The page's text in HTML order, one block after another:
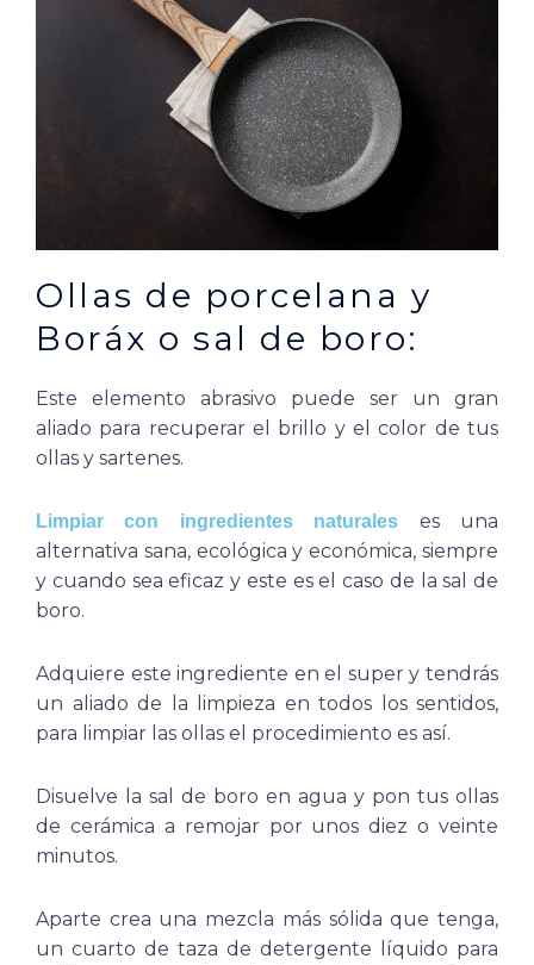
Ollas de porcelana y
Boráx o sal de boro:
Este elemento abrasivo puede ser un gran
aliado para recuperar el brillo y el color de tus
ollas y sartenes.
Limpiar con ingredientes naturales es una
alternativa sana, ecológica y económica, siempre
y cuando sea eficaz y este es el caso de la sal de
boro.
Adquiere este ingrediente en el super y tendrás
un aliado de la limpieza en todos los sentidos,
para limpiar las ollas el procedimiento es así.
Disuelve la sal de boro en agua y pon tus ollas
de cerámica a remojar por unos diez o veinte
minutos.
Aparte crea una mezcla más sólida que tenga,
un cuarto de taza de detergente líquido para